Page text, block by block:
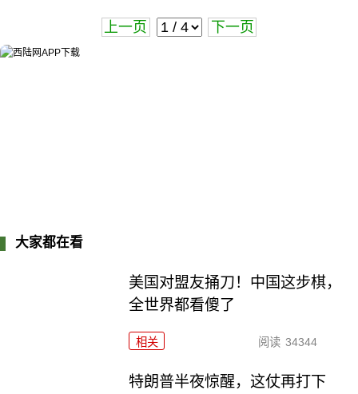
上一页 下一页
大家都在看
美国对盟友捅刀！中国这步棋，
全世界都看傻了
相关 阅读 34344
特朗普半夜惊醒，这仗再打下